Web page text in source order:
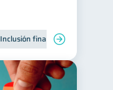
Inclusión financiera